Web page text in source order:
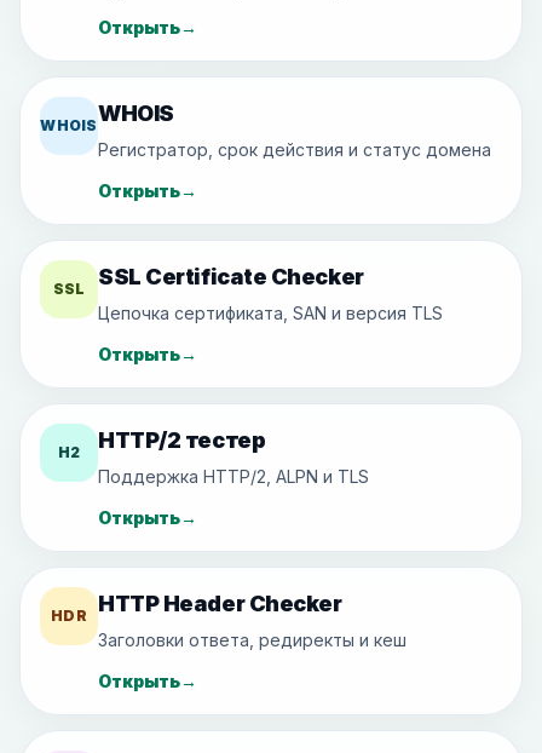
Открыть→
WHOISWHOIS
Регистратор, срок действия и статус домена
Открыть→
SSL SSL Certificate Checker
Цепочка сертификата, SAN и версия TLS
Открыть→
H2 HTTP/2 тестер
Поддержка HTTP/2, ALPN и TLS
Открыть→
HDR HTTP Header Checker
Заголовки ответа, редиректы и кеш
Открыть→